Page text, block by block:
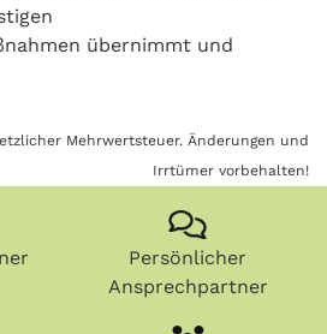
übernimmt und
Mehrwertsteuer. Änderungen und
Irrtümer vorbehalten!
Persönlicher
Ansprechpartner